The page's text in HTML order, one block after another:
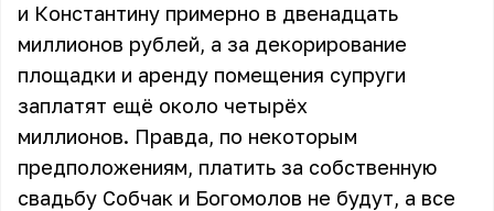
и Константину примерно в двенадцать
миллионов рублей, а за декорирование
площадки и аренду помещения супруги
заплатят ещё около четырёх
миллионов. Правда, по некоторым
предположениям, платить за собственную
свадьбу Собчак и Богомолов не будут, а все